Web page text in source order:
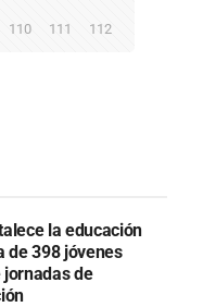
110 111 112
la educación
de 398 jóvenes
de